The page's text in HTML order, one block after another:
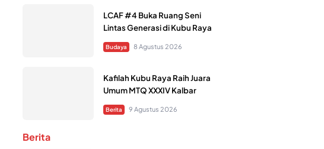
LCAF #4 Buka Ruang Seni
Lintas Generasi di Kubu Raya
Budaya 8 Agustus 2026
Kafilah Kubu Raya Raih Juara
Umum MTQ XXXIV Kalbar
Berita 9 Agustus 2026
Berita